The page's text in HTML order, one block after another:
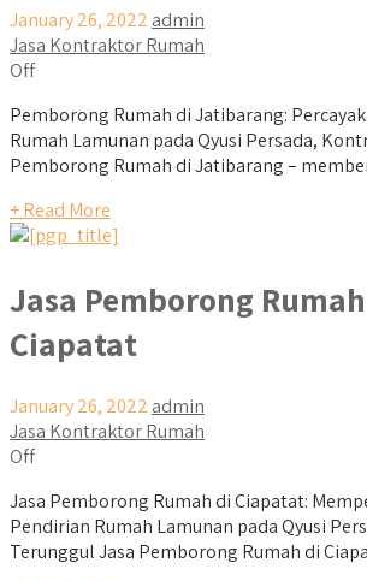
January 26, 2022 admin
Jasa Kontraktor Rumah
Off
Pemborong Rumah di Jatibarang:
Rumah Lamunan pada Qyusi Persada,
Pemborong Rumah di Jatibarang –
+ Read More
Jasa Pemborong
Ciapatat
January 26, 2022 admin
Jasa Kontraktor Rumah
Off
Jasa Pemborong Rumah di Ciapatat:
Pendirian Rumah Lamunan pada Qyusi
Terunggul Jasa Pemborong Rumah di